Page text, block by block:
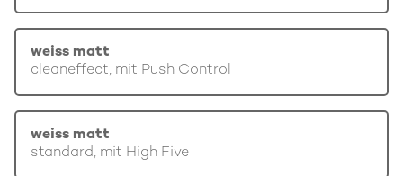
weiss matt
cleaneffect, mit Push Control
weiss matt
standard, mit High Five